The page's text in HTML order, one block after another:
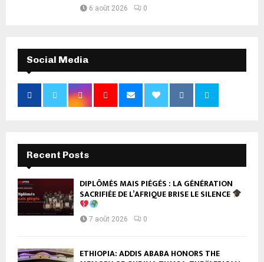
6 août 2026 0
Social Media
Recent Posts
DIPLÔMÉS MAIS PIÉGÉS : LA GÉNÉRATION
SACRIFIÉE DE L’AFRIQUE BRISE LE SILENCE
7 août 2026 0
ETHIOPIA: ADDIS ABABA HONORS THE